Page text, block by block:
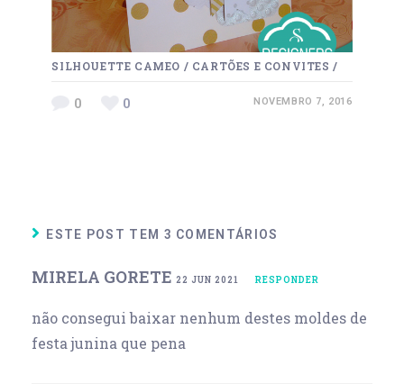
SILHOUETTE CAMEO / CARTÕES E CONVITES /
0 0 NOVEMBRO 7, 2016
ESTE POST TEM 3 COMENTÁRIOS
MIRELA GORETE 22 JUN 2021 RESPONDER
não consegui baixar nenhum destes moldes de
festa junina que pena